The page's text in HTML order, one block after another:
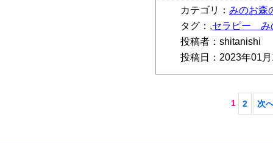
カテゴリ： みのお森
タグ：,セラピー み
投稿者：shitanishi
投稿日：2023年01
1 2 次